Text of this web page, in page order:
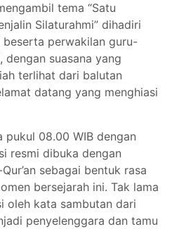
tema “Satu
Silaturahmi” dihadiri
perwakilan guru-
suasana yang
terlihat dari balutan
datang yang menghiasi
08.00 WIB dengan
resmi dibuka dengan
sebagai bentuk rasa
bersejarah ini. Tak lama
oleh kata sambutan dari
penyelenggara dan tamu